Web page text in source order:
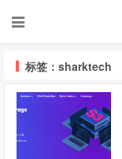
标签：sharktech